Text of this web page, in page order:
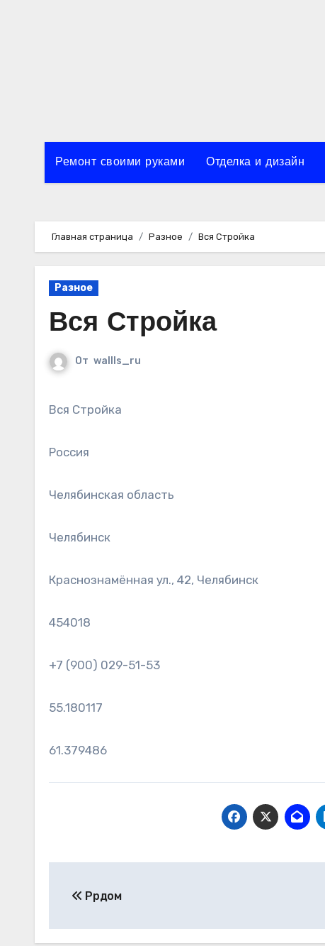
Ремонт своими руками Отделка и дизайн
Главная страница Разное Вся Стройка
Разное
Вся Стройка
От wallls_ru
Вся Стройка
Россия
Челябинская область
Челябинск
Краснознамённая ул., 42, Челябинск
454018
+7 (900) 029-51-53
55.180117
61.379486
по
записям
Ррдом